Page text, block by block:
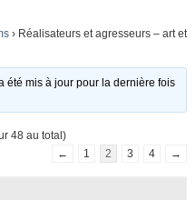
› Réalisateurs et agresseurs – art et
été mis à jour pour la dernière fois
48 au total)
←
1 2 3 4 →